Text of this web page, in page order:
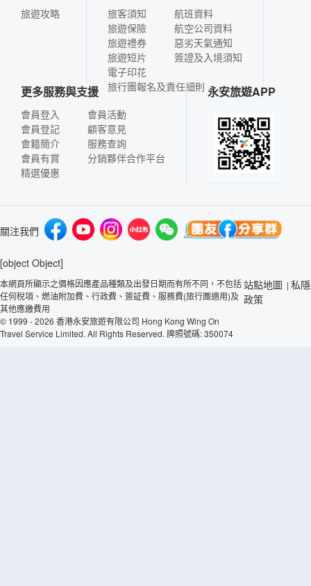
旅遊攻略
旅客須知
旅遊保險
旅遊禮券
旅遊短片
電子印花
航班資料
航空公司資料
惡劣天氣通知
簽證及入境須知
旅行團報名及責任細則
更多服務與支援
會員登入
會員登記
會籍簡介
會員有賞
精選優惠
會員活動
顧客意見
服務查詢
分銷夥伴合作平台
永安旅遊APP
關注我們
[object Object]
本網頁所顯示之價格因應產品種類及出發日期而有所不同，不包括
任何稅項、燃油附加費、行政費、簽証費、服務費(旅行團適用)及
其他應繳費用
© 1999 - 2026 香港永安旅遊有限公司 Hong Kong Wing On
Travel Service Limited. All Rights Reserved. 牌照號碼: 350074
站點地圖 | 私隱
政策